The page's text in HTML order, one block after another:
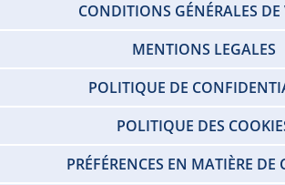
CONDITIONS GÉNÉRALES DE
MENTIONS LEGALES
POLITIQUE DE
POLITIQUE DES
PRÉFÉRENCES EN MATIÈRE DE